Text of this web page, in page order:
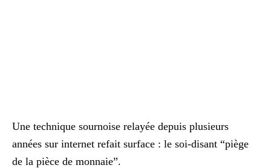
Une technique sournoise relayée depuis plusieurs
années sur internet refait surface : le soi-disant “piège
de la pièce de monnaie”.